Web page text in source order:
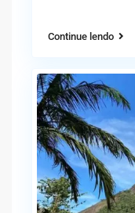
Continue lendo